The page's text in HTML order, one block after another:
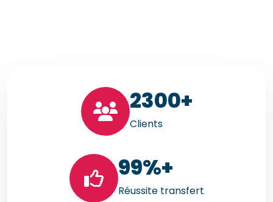
2300+
Clients
99%+
Réussite transfert